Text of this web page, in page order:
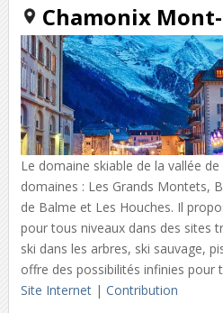
Chamonix
Le domaine skiable de la vallée
domaines : Les Grands Montets,
de Balme et Les Houches. Il
pour tous niveaux dans des sites
ski dans les arbres, ski sauvage,
offre des possibilités infinies pour
Site Internet| Contribution